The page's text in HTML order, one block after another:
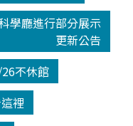
學廳進行部分展示
更新公告
不休館
裡